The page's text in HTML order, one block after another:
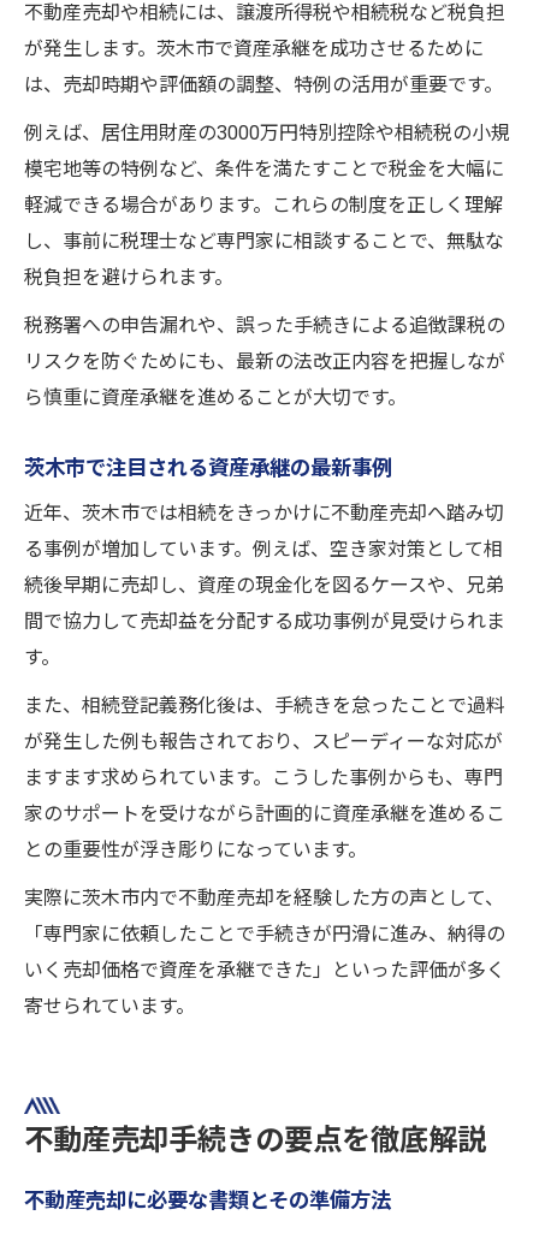
不動産売却や相続には、譲渡所得税や相続税など税負担
が発生します。茨木市で資産承継を成功させるために
は、売却時期や評価額の調整、特例の活用が重要です。
例えば、居住用財産の3000万円特別控除や相続税の小規
模宅地等の特例など、条件を満たすことで税金を大幅に
軽減できる場合があります。これらの制度を正しく理解
し、事前に税理士など専門家に相談することで、無駄な
税負担を避けられます。
税務署への申告漏れや、誤った手続きによる追徴課税の
リスクを防ぐためにも、最新の法改正内容を把握しなが
ら慎重に資産承継を進めることが大切です。
茨木市で注目される資産承継の最新事例
近年、茨木市では相続をきっかけに不動産売却へ踏み切
る事例が増加しています。例えば、空き家対策として相
続後早期に売却し、資産の現金化を図るケースや、兄弟
間で協力して売却益を分配する成功事例が見受けられま
す。
また、相続登記義務化後は、手続きを怠ったことで過料
が発生した例も報告されており、スピーディーな対応が
ますます求められています。こうした事例からも、専門
家のサポートを受けながら計画的に資産承継を進めるこ
との重要性が浮き彫りになっています。
実際に茨木市内で不動産売却を経験した方の声として、
「専門家に依頼したことで手続きが円滑に進み、納得の
いく売却価格で資産を承継できた」といった評価が多く
寄せられています。
不動産売却手続きの要点を徹底解説
不動産売却に必要な書類とその準備方法